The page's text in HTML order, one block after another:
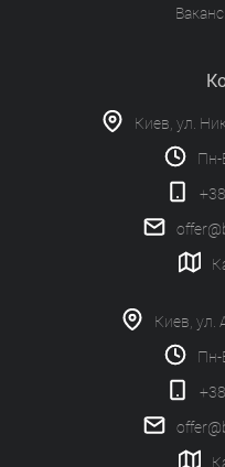
Киев, ул.
Пн-
Киев, ул.
Пн-